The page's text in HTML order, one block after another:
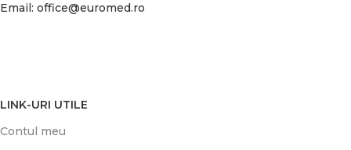
Email: office@euromed.ro
LINK-URI UTILE
Contul meu